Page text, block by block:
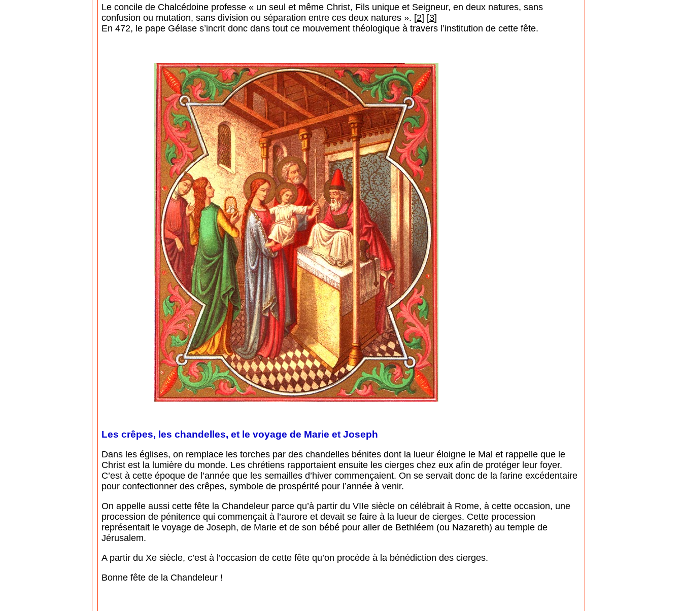
Le concile de Chalcédoine professe « un seul et même Christ, Fils unique et Seigneur, en deux natures, sans
confusion ou mutation, sans division ou séparation entre ces deux natures ». [2] [3]
En 472, le pape Gélase s’incrit donc dans tout ce mouvement théologique à travers l’institution de cette fête.
Les crêpes, les chandelles, et le voyage de Marie et Joseph
Dans les églises, on remplace les torches par des chandelles bénites dont la lueur éloigne le Mal et rappelle que le
Christ est la lumière du monde. Les chrétiens rapportaient ensuite les cierges chez eux afin de protéger leur foyer.
C’est à cette époque de l’année que les semailles d’hiver commençaient. On se servait donc de la farine excédentaire
pour confectionner des crêpes, symbole de prospérité pour l’année à venir.
On appelle aussi cette fête la Chandeleur parce qu’à partir du VIIe siècle on célébrait à Rome, à cette occasion, une
procession de pénitence qui commençait à l’aurore et devait se faire à la lueur de cierges. Cette procession
représentait le voyage de Joseph, de Marie et de son bébé pour aller de Bethléem (ou Nazareth) au temple de
Jérusalem.
A partir du Xe siècle, c’est à l’occasion de cette fête qu’on procède à la bénédiction des cierges.
Bonne fête de la Chandeleur !